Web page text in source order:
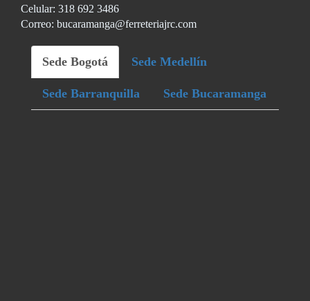
Celular: 318 692 3486
Correo: bucaramanga@ferreteriajrc.com
Sede Bogotá Sede Medellín
Sede Barranquilla Sede Bucaramanga